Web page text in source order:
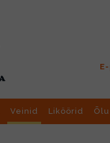
Veinid Liköörid Õlu